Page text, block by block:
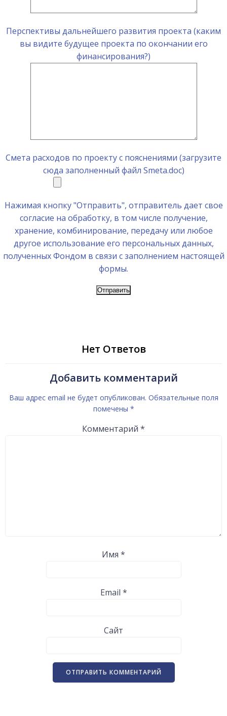
Перспективы дальнейшего развития проекта (каким
вы видите будущее проекта по окончании его
финансирования?)
Смета расходов по проекту с пояснениями (загрузите
сюда заполненный файл Smeta.doc)
Нажимая кнопку "Отправить", отправитель дает свое
согласие на обработку, в том числе получение,
хранение, комбинирование, передачу или любое
другое использование его персональных данных,
полученных Фондом в связи с заполнением настоящей
формы.
Нет Ответов
Добавить комментарий
Ваш адрес email не будет опубликован. Обязательные поля
помечены *
Комментарий *
Имя *
Email *
Сайт